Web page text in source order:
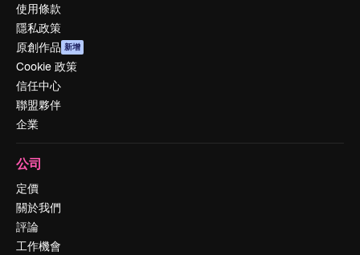
使用條款
隱私政策
原創作品 新增
Cookie 政策
信任中心
聯盟夥伴
企業
公司
定價
關於我們
評論
工作機會